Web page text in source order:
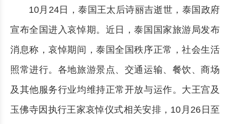
10月24日，泰国王太后诗丽吉逝世，泰国政府
宣布全国进入哀悼期。近日，泰国国家旅游局发布
消息称，哀悼期间，泰国全国秩序正常，社会生活
照常进行。各地旅游景点、交通运输、餐饮、商场
及其他服务行业均维持正常开放与运作。大王宫及
玉佛寺因执行王家哀悼仪式相关安排，10月26日至